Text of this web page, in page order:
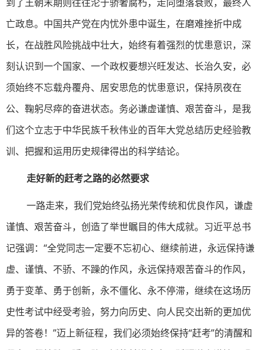
到了王朝末期则往往沦于骄奢腐朽，走向堕落衰败，最终人
亡政息。中国共产党在内忧外患中诞生，在磨难挫折中成
长，在战胜风险挑战中壮大，始终有着强烈的忧患意识，深
刻认识到一个国家、一个政权要想兴旺发达、长治久安，必
须始终不忘载舟覆舟、居安思危的忧患意识，保持夙夜在
公、鞠躬尽瘁的奋进状态。务必谦虚谨慎、艰苦奋斗，是我
们这个立志于中华民族千秋伟业的百年大党总结历史经验教
训、把握和运用历史规律得出的科学结论。
走好新的赶考之路的必然要求
一路走来，我们党始终弘扬光荣传统和优良作风，谦虚
谨慎、艰苦奋斗，创造了举世瞩目的伟大成就。习近平总书
记强调：“全党同志一定要不忘初心、继续前进，永远保持谦
虚、谨慎、不骄、不躁的作风，永远保持艰苦奋斗的作风，
勇于变革、勇于创新，永不僵化、永不停滞，继续在这场历
史性考试中经受考验，努力向历史、向人民交出新的更加优
异的答卷！”迈上新征程，我们必须始终保持“赶考”的清醒和